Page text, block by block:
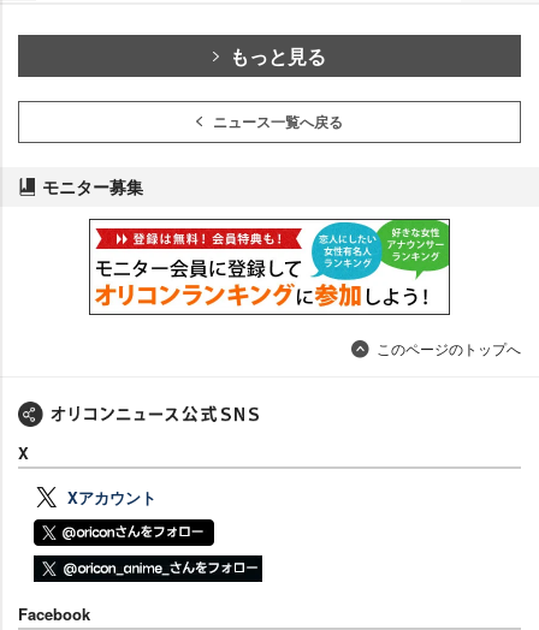
もっと見る
ニュース一覧へ戻る
モニター募集
このページのトップへ
X
Xアカウント
Facebook